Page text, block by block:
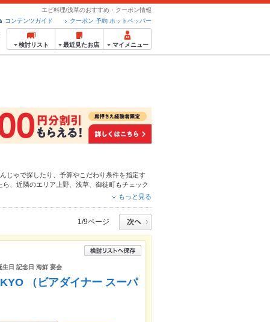
エビ料理/浅草のおすすめ・クーポン情報
クーポン 予約 ホットペッパー
コンテンツガイド
検討リスト 最近見たお店 マイメニュー
じゃで探したり、予算やこだわり条件を指定す
ら、近隣のエリア 上野 浅草 御徒町もチェック
や季節のおすすめ料理
もっと見る
1/9ページ
生日 記念日 海鮮 宴会
（ビアダイナー スーパ